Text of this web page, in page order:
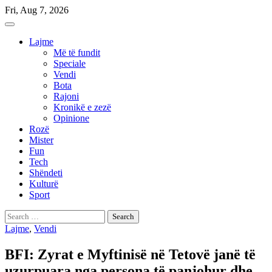
Skip
to
Fri, Aug 7, 2026
Lajme
Më të fundit
Speciale
Vendi
Bota
Rajoni
Kronikë e zezë
Opinione
Rozë
Mister
Fun
Tech
Shëndeti
Kulturë
Sport
Search
for:
Lajme, Vendi
BFI: Zyrat e Myftinisë në Tetovë janë të